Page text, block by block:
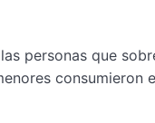
personas que
consumieron